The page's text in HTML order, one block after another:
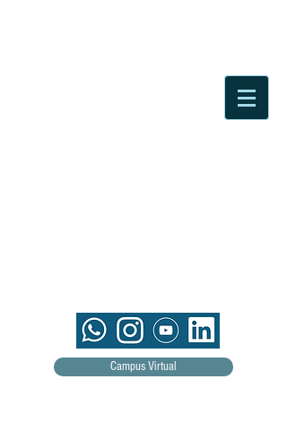
Campus Virtual